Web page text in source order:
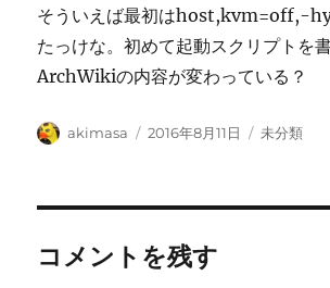
そういえば最初はhost,kvm=off,-
たっけな。初めて起動スクリプトを
ArchWikiの内容が変わっている？
投
akimasa
投
2016年8月11日
カ
未分類
コメントを残す